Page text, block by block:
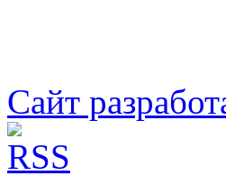
Сайт